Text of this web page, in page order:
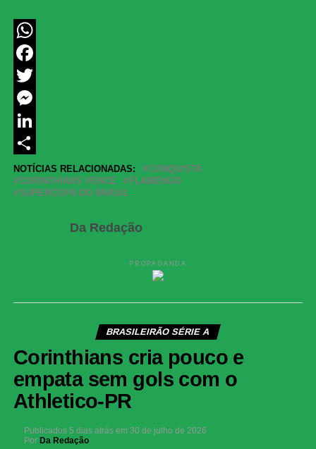
WhatsApp
Facebook
Twitter
Messenger
LinkedIn
Share
NOTÍCIAS RELACIONADAS:
CONQUISTA
CORINTHIANS VENCE
FLAMENGO
SUPERCOPA DO BRASIL
Da Redação
PROPAGANDA
BRASILEIRÃO SÉRIE A
Corinthians cria pouco e
empata sem gols com o
Athletico-PR
Publicados 5 dias atrás em 30 de julho de 2026
Por Da Redação